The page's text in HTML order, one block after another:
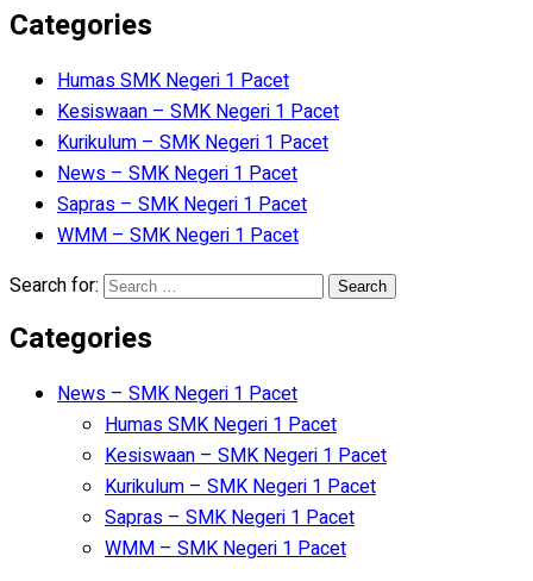
Categories
Humas SMK Negeri 1 Pacet
Kesiswaan – SMK Negeri 1 Pacet
Kurikulum – SMK Negeri 1 Pacet
News – SMK Negeri 1 Pacet
Sapras – SMK Negeri 1 Pacet
WMM – SMK Negeri 1 Pacet
Search for:
Categories
News – SMK Negeri 1 Pacet
Humas SMK Negeri 1 Pacet
Kesiswaan – SMK Negeri 1 Pacet
Kurikulum – SMK Negeri 1 Pacet
Sapras – SMK Negeri 1 Pacet
WMM – SMK Negeri 1 Pacet